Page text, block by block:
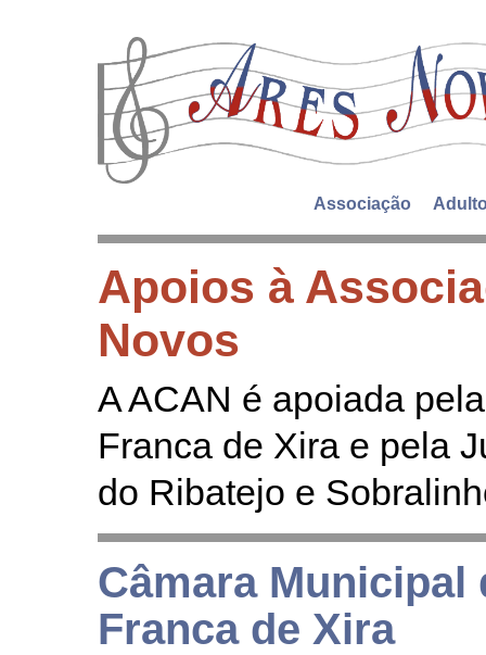
Associação
Apoios à
Novos
A ACAN é apoiada
Franca de Xira e pela
do Ribatejo e
Câmara Municipal
Franca de Xira